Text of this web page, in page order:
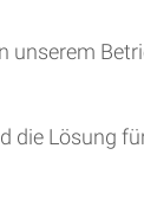
unserem
die Lösung